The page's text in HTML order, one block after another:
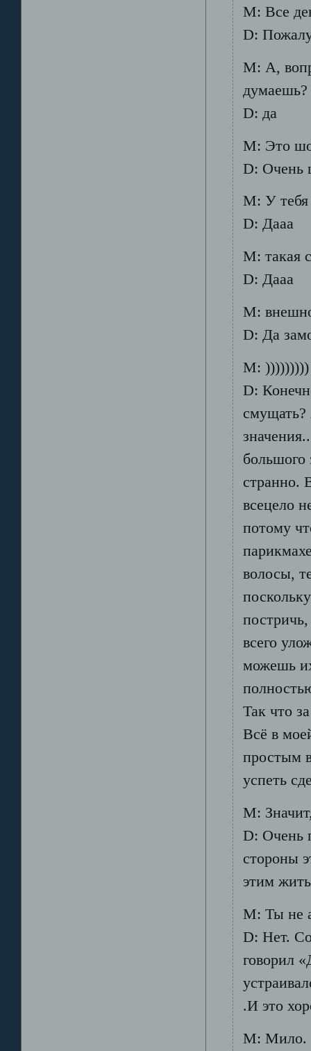
М: Все
D:
М: А,
думаешь?
D: да
М: Это
D: Очень
М: У тебя
D: Дааа
М: такая
D: Дааа
М:
D: Да
М: )))))))))
D:
смущать?
большого
странно.
всецело
потому
волосы,
всего
можешь
Так что
Всё в
простым
успеть
М:
D: Очень
стороны
этим
М: Ты не
D: Нет.
говорил
.И это
М: Мило.